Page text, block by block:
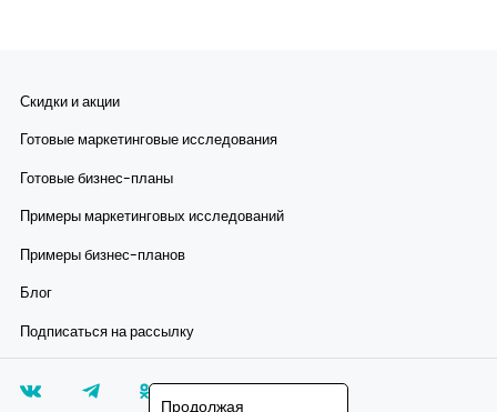
Скидки и акции
Готовые маркетинговые исследования
Готовые бизнес-планы
Примеры маркетинговых исследований
Примеры бизнес-планов
Блог
Подписаться на рассылку
Продолжая